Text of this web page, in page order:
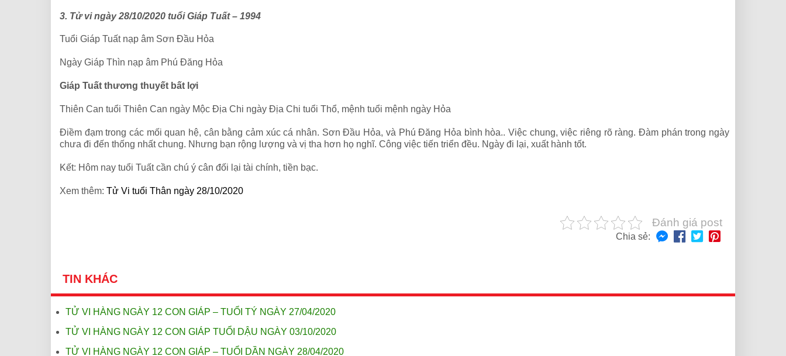
3. Tử vi ngày 28/10/2020 tuổi Giáp Tuất – 1994
Tuổi Giáp Tuất nạp âm Sơn Đầu Hỏa
Ngày Giáp Thìn nạp âm Phú Đăng Hỏa
Giáp Tuất thương thuyết bất lợi
Thiên Can tuổi Thiên Can ngày Mộc Địa Chi ngày Địa Chi tuổi Thổ, mệnh tuổi mệnh ngày Hỏa
Điềm đạm trong các mối quan hệ, cân bằng cảm xúc cá nhân. Sơn Đầu Hỏa, và Phú Đăng Hỏa bình hòa.. Việc chung, việc riêng rõ ràng. Đàm phán trong ngày
chưa đi đến thống nhất chung. Nhưng bạn rộng lượng và vị tha hơn họ nghĩ. Công việc tiến triển đều. Ngày đi lại, xuất hành tốt.
Kết: Hôm nay tuổi Tuất cần chú ý cân đối lại tài chính, tiền bạc.
Xem thêm: Tử Vi tuổi Thân ngày 28/10/2020
Đánh giá post
Chia sẻ:
TIN KHÁC
TỬ VI HÀNG NGÀY 12 CON GIÁP – TUỔI TÝ NGÀY 27/04/2020
TỬ VI HÀNG NGÀY 12 CON GIÁP TUỔI DẬU NGÀY 03/10/2020
TỬ VI HÀNG NGÀY 12 CON GIÁP – TUỔI DẦN NGÀY 28/04/2020